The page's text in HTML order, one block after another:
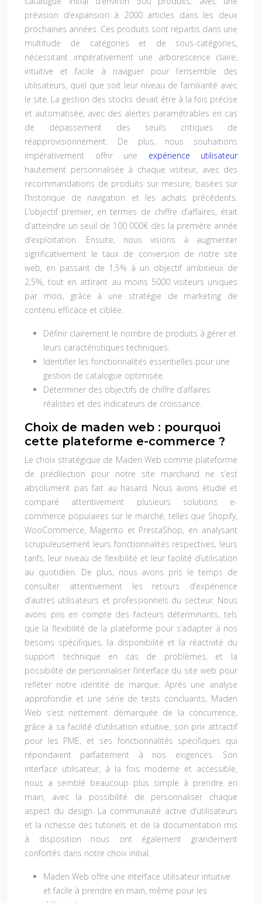
prévision d’expansion à 2000 articles dans les deux
prochaines années. Ces produits sont répartis dans une
multitude de catégories et de sous-catégories,
nécessitant impérativement une arborescence claire,
intuitive et facile à naviguer pour l’ensemble des
utilisateurs, quel que soit leur niveau de familiarité avec
le site. La gestion des stocks devait être à la fois précise
et automatisée, avec des alertes paramétrables en cas
de dépassement des seuils critiques de
réapprovisionnement. De plus, nous souhaitions
impérativement offrir une expérience utilisateur
hautement personnalisée à chaque visiteur, avec des
recommandations de produits sur mesure, basées sur
l’historique de navigation et les achats précédents.
L’objectif premier, en termes de chiffre d’affaires, était
d’atteindre un seuil de 100 000€ dès la première année
d’exploitation. Ensuite, nous visions à augmenter
significativement le taux de conversion de notre site
web, en passant de 1,5% à un objectif ambitieux de
2,5%, tout en attirant au moins 5000 visiteurs uniques
par mois, grâce à une stratégie de marketing de
contenu efficace et ciblée.
Définir clairement le nombre de produits à gérer et
leurs caractéristiques techniques.
Identifier les fonctionnalités essentielles pour une
gestion de catalogue optimisée.
Déterminer des objectifs de chiffre d’affaires
réalistes et des indicateurs de croissance.
Choix de maden web : pourquoi
cette plateforme e-commerce ?
Le choix stratégique de Maden Web comme plateforme
de prédilection pour notre site marchand ne s’est
absolument pas fait au hasard. Nous avons étudié et
comparé attentivement plusieurs solutions e-
commerce populaires sur le marché, telles que Shopify,
WooCommerce, Magento et PrestaShop, en analysant
scrupuleusement leurs fonctionnalités respectives, leurs
tarifs, leur niveau de flexibilité et leur facilité d’utilisation
au quotidien. De plus, nous avons pris le temps de
consulter attentivement les retours d’expérience
d’autres utilisateurs et professionnels du secteur. Nous
avons pris en compte des facteurs déterminants, tels
que la flexibilité de la plateforme pour s’adapter à nos
besoins spécifiques, la disponibilité et la réactivité du
support technique en cas de problèmes, et la
possibilité de personnaliser l’interface du site web pour
refléter notre identité de marque. Après une analyse
approfondie et une série de tests concluants, Maden
Web s’est nettement démarquée de la concurrence,
grâce à sa facilité d’utilisation intuitive, son prix attractif
pour les PME, et ses fonctionnalités spécifiques qui
répondaient parfaitement à nos exigences. Son
interface utilisateur, à la fois moderne et accessible,
nous a semblé beaucoup plus simple à prendre en
main, avec la possibilité de personnaliser chaque
aspect du design. La communauté active d’utilisateurs
et la richesse des tutoriels et de la documentation mis
à disposition nous ont également grandement
confortés dans notre choix initial.
Maden Web offre une interface utilisateur intuitive
et facile à prendre en main, même pour les